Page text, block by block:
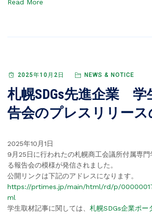
Read More
2025年10月2日 NEWS & NOTICE
札幌SDGs先進企業 学
告会のプレスリリース
2025年10月1日
9月25日に行われたの札幌商工会議所付属専門
る報告会の模様が発信されました。
公開リンクは下記のアドレスになります。
https://prtimes.jp/main/html/rd/p/
ml
学生取材記事に関しては、 札幌SDGs企業ポー